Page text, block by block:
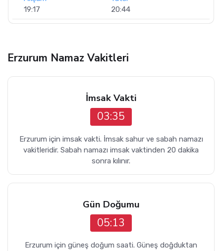
19:17
20:44
Erzurum Namaz Vakitleri
İmsak Vakti
03:35
Erzurum için imsak vakti. İmsak sahur ve sabah namazı
vakitleridir. Sabah namazı imsak vaktinden 20 dakika
sonra kılınır.
Gün Doğumu
05:13
Erzurum için güneş doğum saati. Güneş doğduktan